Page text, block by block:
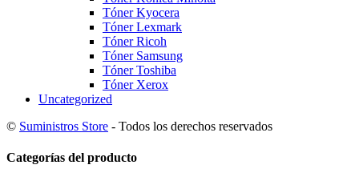
Tóner Kyocera
Tóner Lexmark
Tóner Ricoh
Tóner Samsung
Tóner Toshiba
Tóner Xerox
Uncategorized
© Suministros Store - Todos los derechos reservados
Categorías del producto